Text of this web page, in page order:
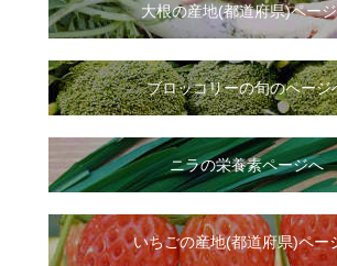
大根の産地(都道府県)ペー
ブロッコリーの旬のページ
ニラの栄養素ページへ
いちごの産地(都道府県)ペー